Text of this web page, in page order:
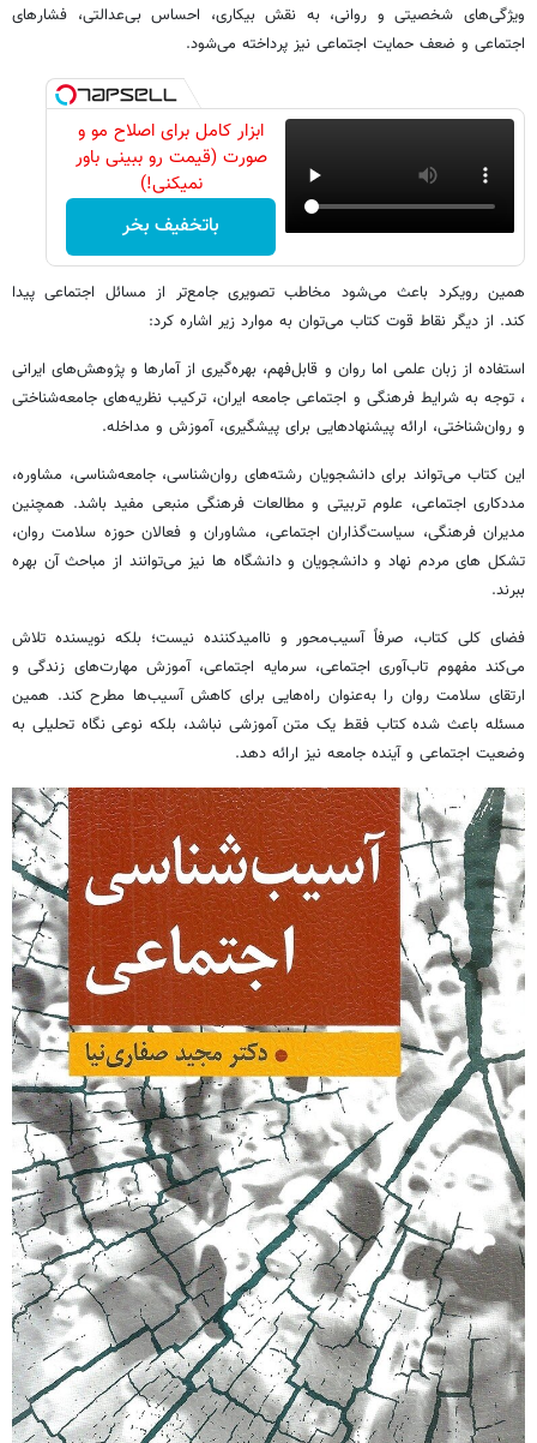
ویژگی‌های شخصیتی و روانی، به نقش بیکاری، احساس بی‌عدالتی، فشارهای
اجتماعی و ضعف حمایت اجتماعی نیز پرداخته می‌شود.
ابزار کامل برای اصلاح مو و
صورت (قیمت رو ببینی باور
نمیکنی!)
باتخفیف بخر
همین رویکرد باعث می‌شود مخاطب تصویری جامع‌تر از مسائل اجتماعی پیدا
کند. از دیگر نقاط قوت کتاب می‌توان به موارد زیر اشاره کرد:
استفاده از زبان علمی اما روان و قابل‌فهم، بهره‌گیری از آمارها و پژوهش‌های ایرانی
، توجه به شرایط فرهنگی و اجتماعی جامعه ایران، ترکیب نظریه‌های جامعه‌شناختی
و روان‌شناختی، ارائه پیشنهادهایی برای پیشگیری، آموزش و مداخله.
این کتاب می‌تواند برای دانشجویان رشته‌های روان‌شناسی، جامعه‌شناسی، مشاوره،
مددکاری اجتماعی، علوم تربیتی و مطالعات فرهنگی منبعی مفید باشد. همچنین
مدیران فرهنگی، سیاست‌گذاران اجتماعی، مشاوران و فعالان حوزه سلامت روان،
تشکل های مردم نهاد و دانشجویان و دانشگاه ها نیز می‌توانند از مباحث آن بهره
ببرند.
فضای کلی کتاب، صرفاً آسیب‌محور و ناامیدکننده نیست؛ بلکه نویسنده تلاش
می‌کند مفهوم تاب‌آوری اجتماعی، سرمایه اجتماعی، آموزش مهارت‌های زندگی و
ارتقای سلامت روان را به‌عنوان راه‌هایی برای کاهش آسیب‌ها مطرح کند. همین
مسئله باعث شده کتاب فقط یک متن آموزشی نباشد، بلکه نوعی نگاه تحلیلی به
وضعیت اجتماعی و آینده جامعه نیز ارائه دهد.